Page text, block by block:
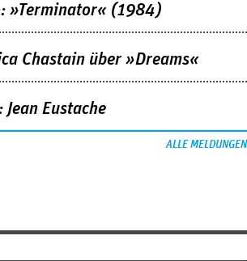
»Terminator« (1984)
Chastain über »Dreams«
Eustache
ALLE MELDUNGEN